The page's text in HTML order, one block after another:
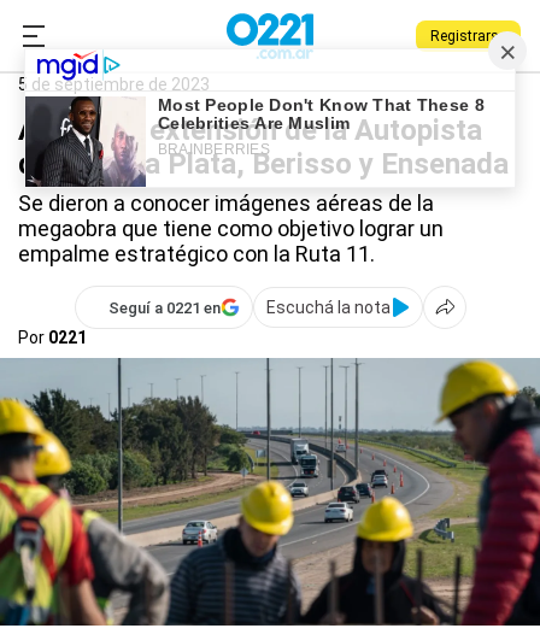
Registrarse
0221.com.ar
Autopista Ricardo Balbín
5 de septiembre de 2023
Avanza la extensión de la Autopista
que une La Plata, Berisso y Ensenada
Se dieron a conocer imágenes aéreas de la
megaobra que tiene como objetivo lograr un
empalme estratégico con la Ruta 11.
Seguí a 0221 en
Escuchá la nota
Por 0221